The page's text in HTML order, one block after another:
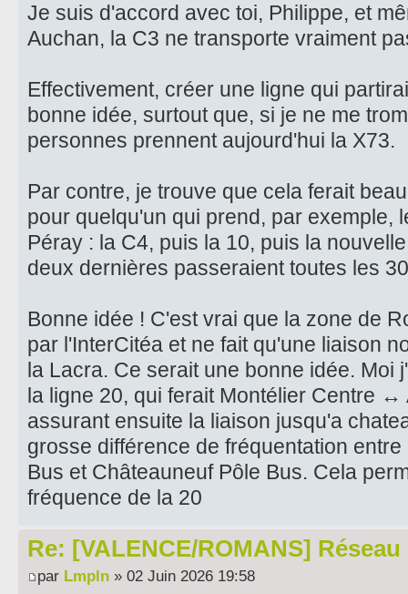
Je suis d'accord avec toi, Philippe, et
Auchan, la C3 ne transporte vraiment
Effectivement, créer une ligne qui
bonne idée, surtout que, si je ne me
personnes prennent aujourd'hui la X73.
Par contre, je trouve que cela ferait
pour quelqu'un qui prend, par exemple,
Péray : la C4, puis la 10, puis la
deux dernières passeraient toutes les
Bonne idée ! C'est vrai que la zone de
par l'InterCitéa et ne fait qu'une liaison
la Lacra. Ce serait une bonne idée. Moi
la ligne 20, qui ferait Montélier Centre
assurant ensuite la liaison jusqu'a
grosse différence de fréquentation
Bus et Châteauneuf Pôle Bus. Cela
fréquence de la 20
Re: [VALENCE/ROMANS] Réseau
par Lmpln » 02 Juin 2026 19:58